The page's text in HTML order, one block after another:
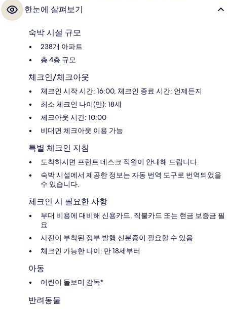
한눈에 살펴보기
숙박 시설 규모
238개 아파트
총 4층 규모
체크인/체크아웃
체크인 시작 시간: 16:00, 체크인 종료 시간: 언제든지
최소 체크인 나이(만): 18세
체크아웃 시간: 10:00
비대면 체크아웃 이용 가능
특별 체크인 지침
도착하시면 프런트 데스크 직원이 안내해 드립니다.
숙박 시설에서 제공한 정보는 자동 번역 도구로 번역되었을
수 있습니다.
체크인 시 필요한 사항
부대 비용에 대비해 신용카드, 직불카드 또는 현금 보증금 필
요
사진이 부착된 정부 발행 신분증이 필요할 수 있음
체크인 가능한 나이: 만 18세부터
아동
어린이 돌보미 감독*
반려동물